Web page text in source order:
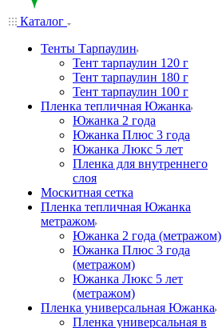
Каталог
Тенты Тарпаулин
Тент тарпаулин 120 г
Тент тарпаулин 180 г
Тент тарпаулин 100 г
Пленка тепличная Южанка
Южанка 2 года
Южанка Плюс 3 года
Южанка Люкс 5 лет
Пленка для внутреннего
слоя
Москитная сетка
Пленка тепличная Южанка
метражом
Южанка 2 года (метражом)
Южанка Плюс 3 года
(метражом)
Южанка Люкс 5 лет
(метражом)
Пленка универсальная Южанка
Пленка универсальная в